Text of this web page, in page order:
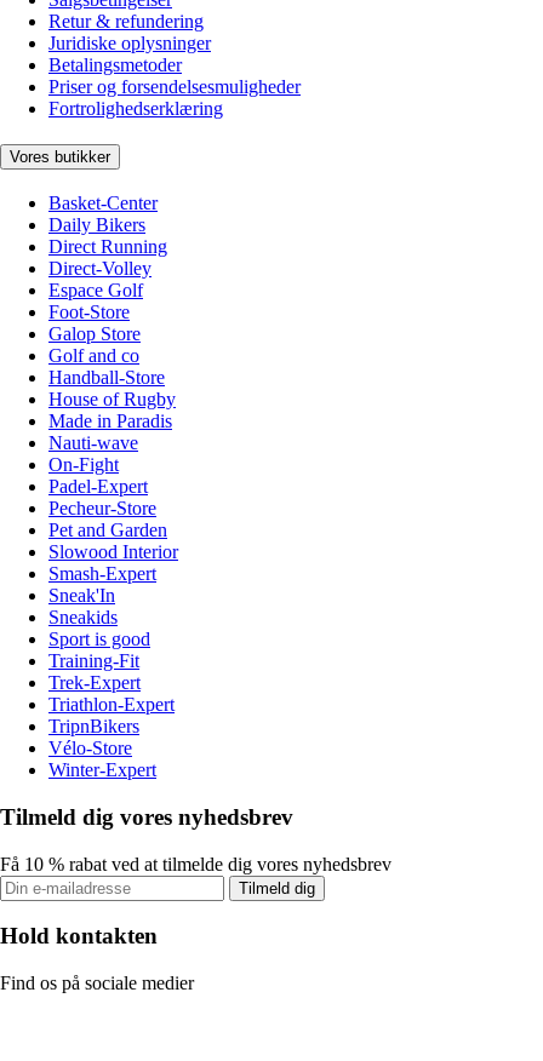
Retur & refundering
Juridiske oplysninger
Betalingsmetoder
Priser og forsendelsesmuligheder
Fortrolighedserklæring
Vores butikker
Basket-Center
Daily Bikers
Direct Running
Direct-Volley
Espace Golf
Foot-Store
Galop Store
Golf and co
Handball-Store
House of Rugby
Made in Paradis
Nauti-wave
On-Fight
Padel-Expert
Pecheur-Store
Pet and Garden
Slowood Interior
Smash-Expert
Sneak'In
Sneakids
Sport is good
Training-Fit
Trek-Expert
Triathlon-Expert
TripnBikers
Vélo-Store
Winter-Expert
Tilmeld dig vores nyhedsbrev
Få 10 % rabat ved at tilmelde dig vores nyhedsbrev
Tilmeld dig
Hold kontakten
Find os på sociale medier